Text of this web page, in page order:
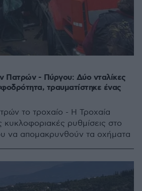
Πατρών - Πύργου: Δύο νταλίκες
τραυματίστηκε ένας
το τροχαίο - Η Τροχαία
ρυθμίσεις στο
να απομακρυνθούν τα οχήματα